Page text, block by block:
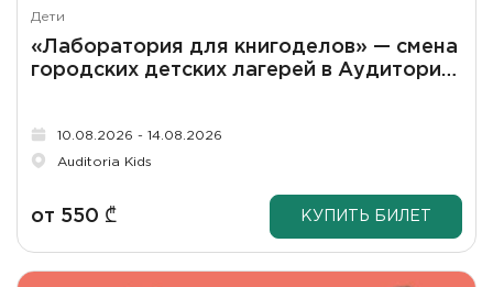
Дети
«Лаборатория для книгоделов» — смена
городских детских лагерей в Аудитории
10.08.2026 - 14.08.2026
Auditoria Kids
от 550 ₾ КУПИТЬ БИЛЕТ